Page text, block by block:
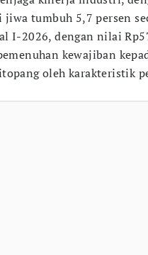
tumbuh 5,7 persen
I-2026, dengan nilai
kewajiban
oleh karakteristik